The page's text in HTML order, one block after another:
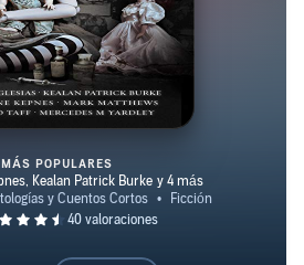
Lullabies for Suffering: Tales of
MÁS POPULARES